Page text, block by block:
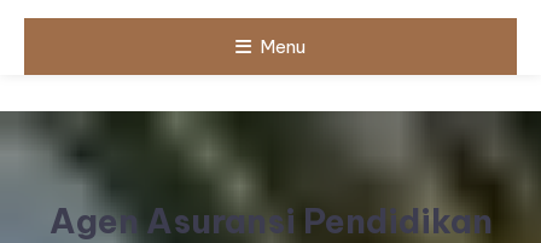
Menu
Agen Asuransi Pendidikan